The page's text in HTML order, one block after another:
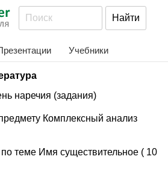
Учебники
наречия (задания)
Комплексный анализ
теме Имя существительное ( 10